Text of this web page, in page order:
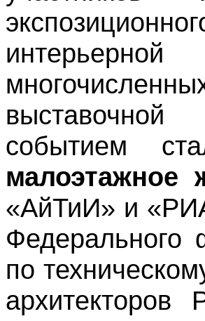
событием
малоэтажное
«АйТиИ» и
Федерального
по